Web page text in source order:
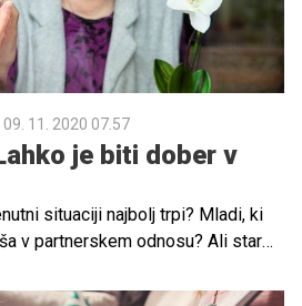
09. 11. 2020 07.57
je biti dober v
situaciji najbolj trpi? Mladi, ki
v partnerskem odnosu? Ali stari
Ćurićem, dr. med., ki je med